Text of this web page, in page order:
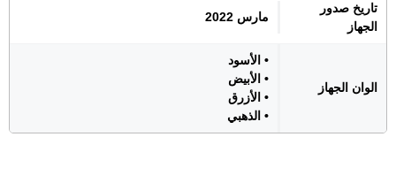
تاريخ صدور
الجهاز
مارس 2022
الوان الجهاز
• الأسود
• الأبيض
• الأزرق
• الذهبي